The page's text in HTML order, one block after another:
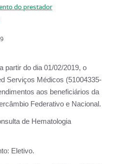
do prestador
partir do dia 01/02/2019, o
Serviços Médicos (51004335-
aos beneficiários da
Federativo e Nacional.
de Hematologia
Eletivo.